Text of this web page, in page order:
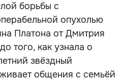
борьбы с
опухолью
Платона от Дмитрия
того, как узнала о
звёздный
общения с семьёй